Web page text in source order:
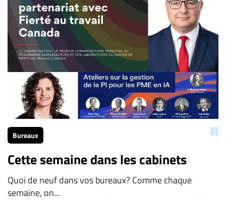
Bureaux
Cette semaine dans les cabinets
Quoi de neuf dans vos bureaux? Comme chaque
semaine, on...